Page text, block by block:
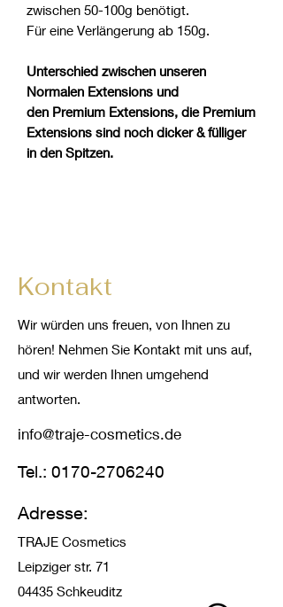
zwischen 50-100g benötigt.
Für eine Verlängerung ab 150g.
Unterschied zwischen unseren
Normalen Extensions und
den Premium Extensions, die Premium
Extensions sind noch dicker & fülliger
in den Spitzen.
Kontakt
Wir würden uns freuen, von Ihnen zu
hören! Nehmen Sie Kontakt mit uns auf,
und wir werden Ihnen umgehend
antworten.
info@traje-cosmetics.de
Tel.: 0170-2706240
Adresse:
TRAJE Cosmetics
Leipziger str. 71
04435 Schkeuditz